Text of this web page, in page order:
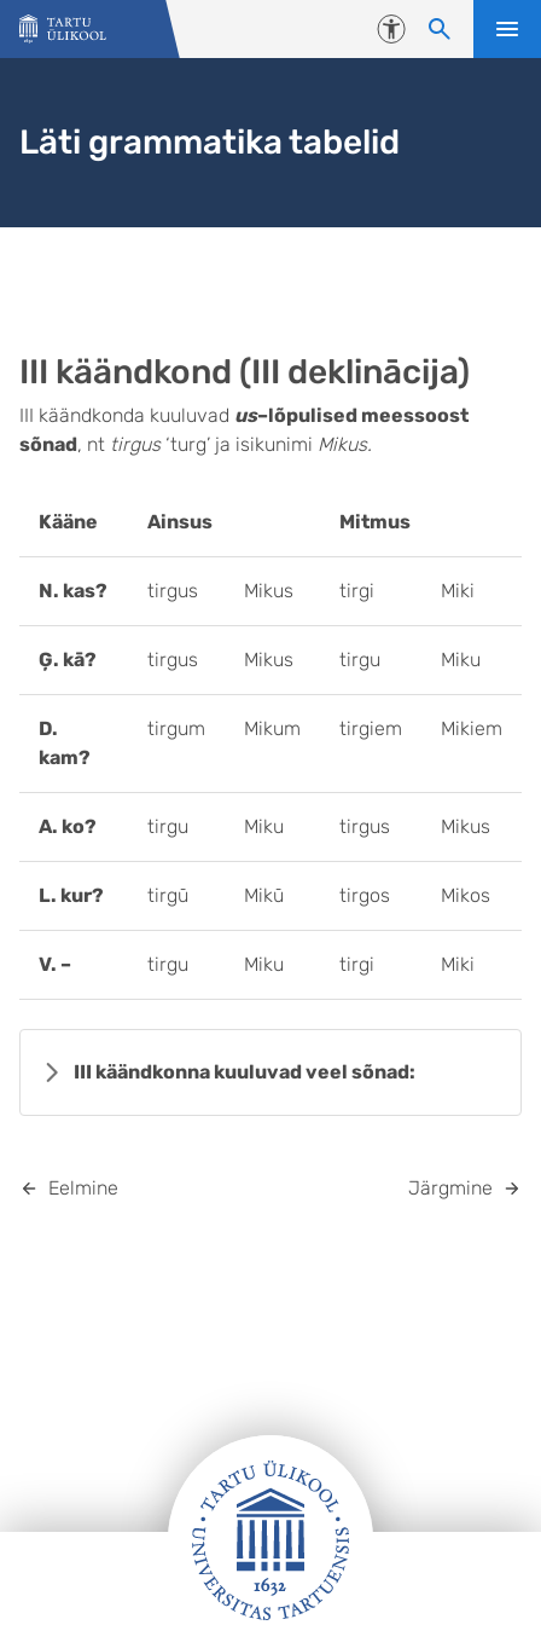
Liigu edasi põhisisu juurde
Juurdepääsetavus
Läti grammatika tabelid
III käändkond (III deklinācija)
III käändkonda kuuluvad us–lõpulised meessoost
sõnad, nt tirgus‘turg’ ja isikunimi Mikus.
Kääne Ainsus Mitmus
N. kas? tirgus Mikus tirgi Miki
Ģ. kā? tirgus Mikus tirgu Miku
D.
kam?
tirgum Mikum tirgiem Mikiem
A. ko? tirgu Miku tirgus Mikus
L. kur? tirgū Mikū tirgos Mikos
V. – tirgu Miku tirgi Miki
III käändkonna kuuluvad veel sõnad:
Eelmine Järgmine